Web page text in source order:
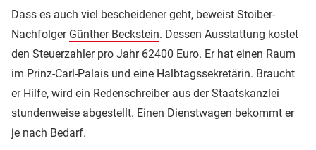
Dass es auch viel bescheidener geht, beweist Stoiber-
Nachfolger Günther Beckstein. Dessen Ausstattung kostet
den Steuerzahler pro Jahr 62400 Euro. Er hat einen Raum
im Prinz-Carl-Palais und eine Halbtagssekretärin. Braucht
er Hilfe, wird ein Redenschreiber aus der Staatskanzlei
stundenweise abgestellt. Einen Dienstwagen bekommt er
je nach Bedarf.